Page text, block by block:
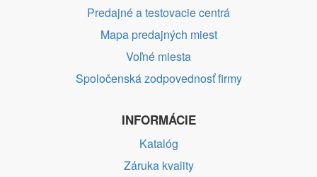
Predajné a testovacie centrá
Mapa predajných miest
Voľné miesta
Spoločenská zodpovednosť firmy
INFORMÁCIE
Katalóg
Záruka kvality